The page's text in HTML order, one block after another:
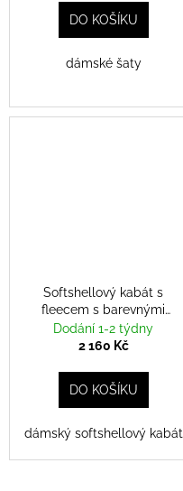
DO KOŠÍKU
dámské šaty
Softshellový kabát s
fleecem s barevnými
stromy
Dodání 1-2 týdny
2 160 Kč
DO KOŠÍKU
dámský softshellový kabát